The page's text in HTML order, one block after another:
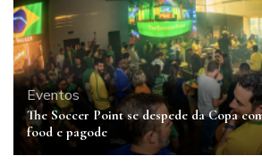
Eventos
The Soccer Point se despede da Copa
food e pagode